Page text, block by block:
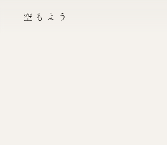
空もよう